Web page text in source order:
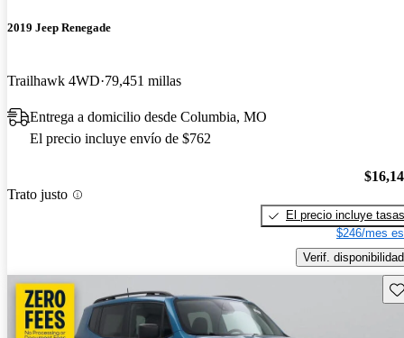
2019 Jeep Renegade
Trailhawk 4WD 79,451 millas
Entrega a domicilio desde Columbia, MO
El precio incluye envío de $762
Trato justo
El precio incluye tasas
$246/mes
Verif. disponibilidad